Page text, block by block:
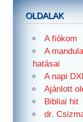
OLDALAK
A fiókom
A
hatásai
A napi
Ajánlott
Bibliai hit
dr.